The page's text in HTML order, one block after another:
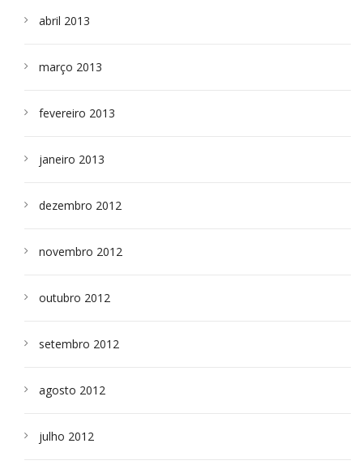
abril 2013
março 2013
fevereiro 2013
janeiro 2013
dezembro 2012
novembro 2012
outubro 2012
setembro 2012
agosto 2012
julho 2012